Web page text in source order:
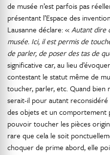
de musée n’est parfois pas
présentant l’Espace des
Lausanne déclare: «Autant dire
musée. Ici, il est permis de
de parler, de poser des tas de
significative car, au lieu
contestant le statut même de
toucher, parler, etc. Quand bien
serait-il pour autant
des objets et un comportement
pouvoir toucher les pièces
rare que cela le soit
choquer de prime abord, elle